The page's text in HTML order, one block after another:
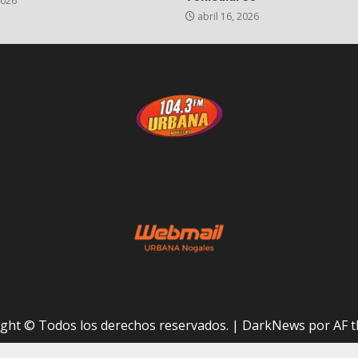
abril 16, 2026
© Todos los derechos reservados. | DarkNews por AF